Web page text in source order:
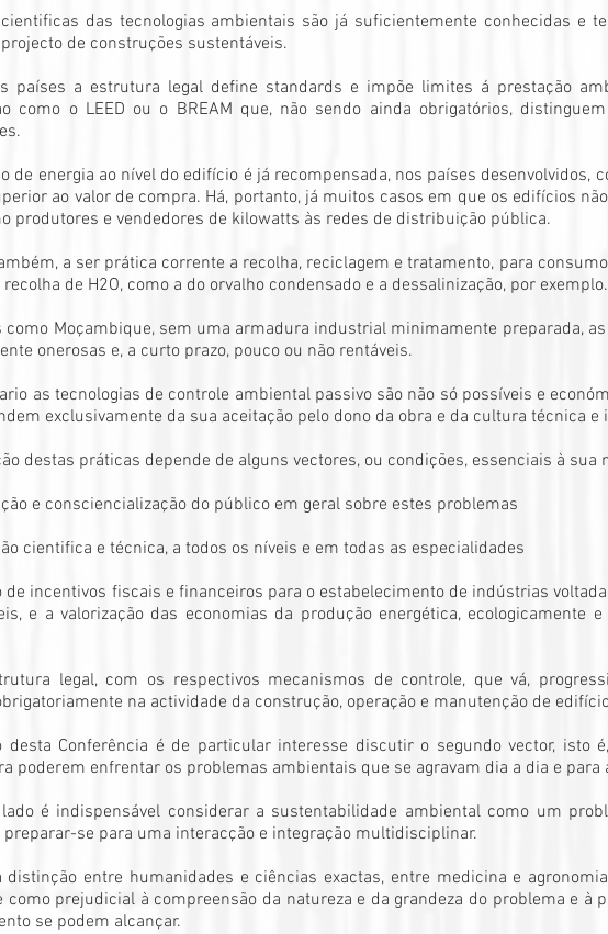
das tecnologias ambientais são já suficientemente conhecidas e
de construções sustentáveis.
países a estrutura legal define standards e impõe limites á prestação
como o LEED ou o BREAM que, não sendo ainda obrigatórios,
de energia ao nível do edifício é já recompensada, nos países desenvolvidos,
ao valor de compra. Há, portanto, já muitos casos em que os edifícios
produtores e vendedores de kilowatts às redes de distribuição pública.
a ser prática corrente a recolha, reciclagem e tratamento, para
de H2O, como a do orvalho condensado e a dessalinização, por exemplo.
como Moçambique, sem uma armadura industrial minimamente preparada,
onerosas e, a curto prazo, pouco ou não rentáveis.
as tecnologias de controle ambiental passivo são não só possíveis e
exclusivamente da sua aceitação pelo dono da obra e da cultura técnica
destas práticas depende de alguns vectores, ou condições, essenciais à sua
e consciencialização do público em geral sobre estes problemas
cientifica e técnica, a todos os níveis e em todas as especialidades
de incentivos fiscais e financeiros para o estabelecimento de indústrias
e a valorização das economias da produção energética, ecologicamente
legal, com os respectivos mecanismos de controle, que vá,
na actividade da construção, operação e manutenção de
desta Conferência é de particular interesse discutir o segundo vector, isto
poderem enfrentar os problemas ambientais que se agravam dia a dia e
é indispensável considerar a sustentabilidade ambiental como um
preparar-se para uma interacção e integração multidisciplinar.
distinção entre humanidades e ciências exactas, entre medicina e
como prejudicial à compreensão da natureza e da grandeza do problema e à
se podem alcançar.